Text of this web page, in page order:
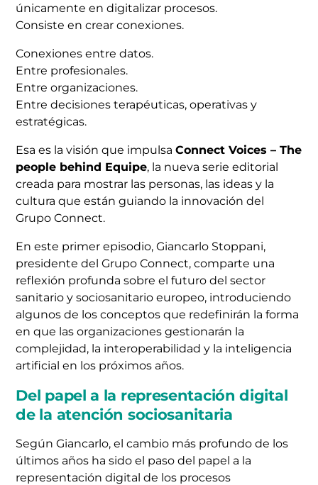
únicamente en digitalizar procesos.
Consiste en crear conexiones.
Conexiones entre datos.
Entre profesionales.
Entre organizaciones.
Entre decisiones terapéuticas, operativas y
estratégicas.
Esa es la visión que impulsaConnect Voices – The
people behind Equipe, la nueva serie editorial
creada para mostrar las personas, las ideas y la
cultura que están guiando la innovación del
Grupo Connect.
En este primer episodio, Giancarlo Stoppani,
presidente del Grupo Connect, comparte una
reflexión profunda sobre el futuro del sector
sanitario y sociosanitario europeo, introduciendo
algunos de los conceptos que redefinirán la forma
en que las organizaciones gestionarán la
complejidad, la interoperabilidad y la inteligencia
artificial en los próximos años.
Del papel a la representación digital
de la atención sociosanitaria
Según Giancarlo, el cambio más profundo de los
últimos años ha sido el paso del papel a la
representación digital de los procesos